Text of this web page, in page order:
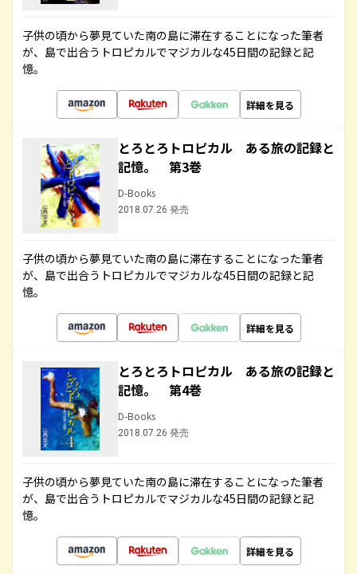
子供の頃から夢見ていた南の島に滞在することになった筆者
が、島で出合うトロピカルでマジカルな45日間の記録と記
憶。
詳細を見る
とろとろトロピカル ある旅の記録と
記憶。 第3巻
D-Books
2018.07.26 発売
子供の頃から夢見ていた南の島に滞在することになった筆者
が、島で出合うトロピカルでマジカルな45日間の記録と記
憶。
詳細を見る
とろとろトロピカル ある旅の記録と
記憶。 第4巻
D-Books
2018.07.26 発売
子供の頃から夢見ていた南の島に滞在することになった筆者
が、島で出合うトロピカルでマジカルな45日間の記録と記
憶。
詳細を見る